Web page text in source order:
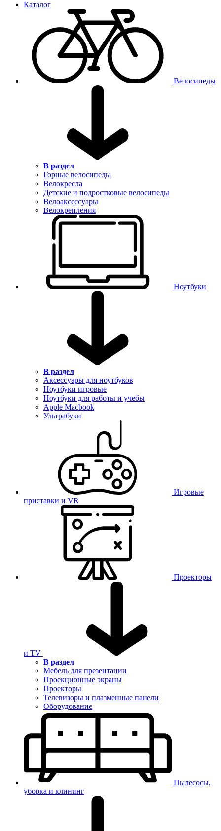
Каталог
Велосипеды
В раздел
Горные велосипеды
Велокресла
Детские и подростковые велосипеды
Велоаксессуары
Велокрепления
Ноутбуки
В раздел
Аксессуары для ноутбуков
Ноутбуки игровые
Ноутбуки для работы и учебы
Apple Macbook
Ультрабуки
Игровые
приставки и VR
Проекторы
и TV
В раздел
Мебель для презентации
Проекционные экраны
Проекторы
Телевизоры и плазменные панели
Оборудование
Пылесосы,
уборка и клининг